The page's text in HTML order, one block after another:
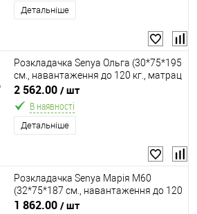
Детальніше
Розкладачка Senya Ольга (30*75*195
см., навантаження до 120 кг., матрац
6 см. поролон, ламелы 15 шт.,
ортопедична)
2 562.00 / шт
В наявності
Детальніше
Розкладачка Senya Марія М60
(32*75*187 см., навантаження до 120
кг., матрац 5 см. поролон, подушка)
1 862.00 / шт